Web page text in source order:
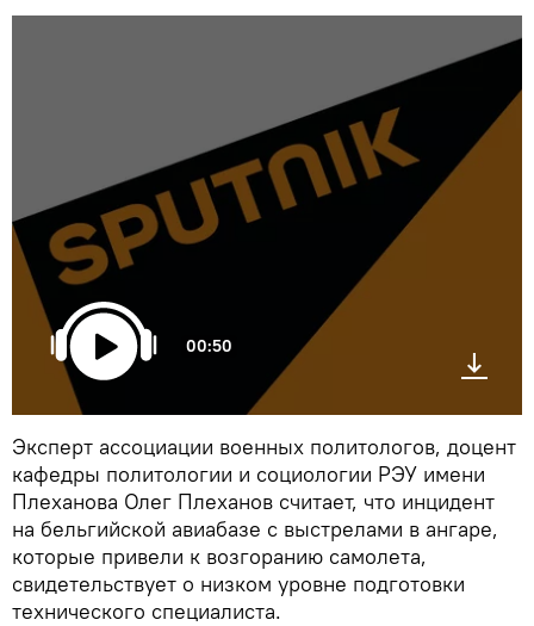
00:50
Эксперт ассоциации военных политологов, доцент
кафедры политологии и социологии РЭУ имени
Плеханова Олег Плеханов считает, что инцидент
на бельгийской авиабазе с выстрелами в ангаре,
которые привели к возгоранию самолета,
свидетельствует о низком уровне подготовки
технического специалиста.